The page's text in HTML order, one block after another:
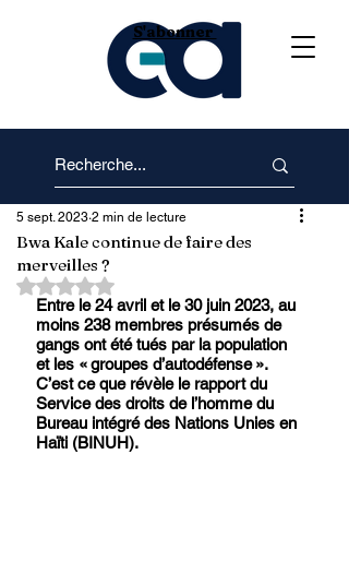
S'abonner
Bwa Kale continue de faire des
merveilles ?
5 sept. 2023 2 min de lecture
Noté NaN étoiles sur 5.
Entre le 24 avril et le 30 juin 2023, au
moins 238 membres présumés de
gangs ont été tués par la population
et les « groupes d’autodéfense ».
C’est ce que révèle le rapport du
Service des droits de l’homme du
Bureau intégré des Nations Unies en
Haïti (BINUH).